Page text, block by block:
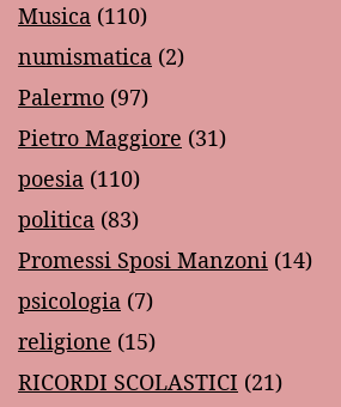
Musica (110)
numismatica (2)
Palermo (97)
Pietro Maggiore (31)
poesia (110)
politica (83)
Promessi Sposi Manzoni (14)
psicologia (7)
religione (15)
RICORDI SCOLASTICI (21)